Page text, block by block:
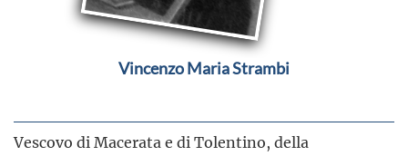
Vincenzo Maria Strambi
Vescovo di Macerata e di Tolentino, della